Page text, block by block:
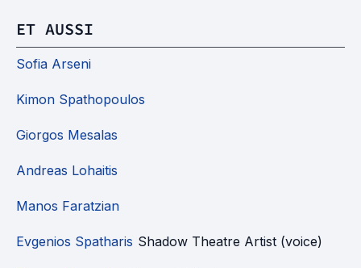
ET AUSSI
Sofia Arseni
Kimon Spathopoulos
Giorgos Mesalas
Andreas Lohaitis
Manos Faratzian
Evgenios Spatharis Shadow Theatre Artist (voice)